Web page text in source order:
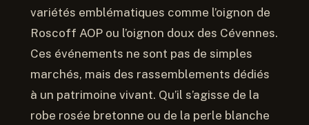
variétés emblématiques comme l’oignon de
Roscoff AOP ou l’oignon doux des Cévennes.
Ces événements ne sont pas de simples
marchés, mais des rassemblements dédiés
à un patrimoine vivant. Qu’il s’agisse de la
robe rosée bretonne ou de la perle blanche